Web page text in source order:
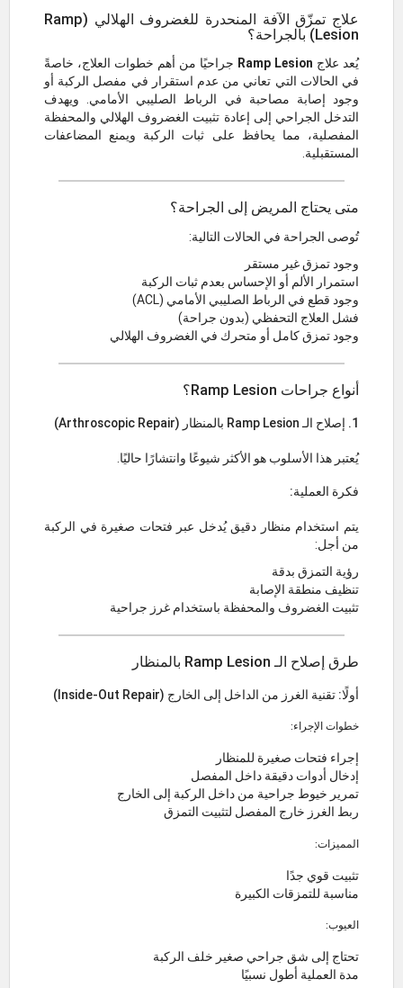
علاج تمزّق الآفة المنحدرة للغضروف الهلالي (Ramp
Lesion) بالجراحة؟
يُعد علاج Ramp Lesion جراحيًا من أهم خطوات العلاج، خاصةً
في الحالات التي تعاني من عدم استقرار في مفصل الركبة أو
وجود إصابة مصاحبة في الرباط الصليبي الأمامي. ويهدف
التدخل الجراحي إلى إعادة تثبيت الغضروف الهلالي والمحفظة
المفصلية، مما يحافظ على ثبات الركبة ويمنع المضاعفات
المستقبلية.
متى يحتاج المريض إلى الجراحة؟
تُوصى الجراحة في الحالات التالية:
وجود تمزق غير مستقر
استمرار الألم أو الإحساس بعدم ثبات الركبة
وجود قطع في الرباط الصليبي الأمامي (ACL)
فشل العلاج التحفظي (بدون جراحة)
وجود تمزق كامل أو متحرك في الغضروف الهلالي
أنواع جراحات Ramp Lesion؟
1. إصلاح الـ Ramp Lesion بالمنظار (Arthroscopic Repair)
يُعتبر هذا الأسلوب هو الأكثر شيوعًا وانتشارًا حاليًا.
فكرة العملية:
يتم استخدام منظار دقيق يُدخل عبر فتحات صغيرة في الركبة
من أجل:
رؤية التمزق بدقة
تنظيف منطقة الإصابة
تثبيت الغضروف والمحفظة باستخدام غرز جراحية
طرق إصلاح الـ Ramp Lesion بالمنظار
أولًا: تقنية الغرز من الداخل إلى الخارج (Inside-Out Repair)
خطوات الإجراء:
إجراء فتحات صغيرة للمنظار
إدخال أدوات دقيقة داخل المفصل
تمرير خيوط جراحية من داخل الركبة إلى الخارج
ربط الغرز خارج المفصل لتثبيت التمزق
المميزات:
تثبيت قوي جدًا
مناسبة للتمزقات الكبيرة
العيوب:
تحتاج إلى شق جراحي صغير خلف الركبة
مدة العملية أطول نسبيًا